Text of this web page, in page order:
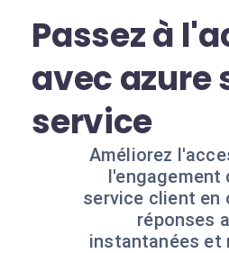
Passez à
avec azure
service
Améliorez
l'engagement
service client en
réponses
instantanées et